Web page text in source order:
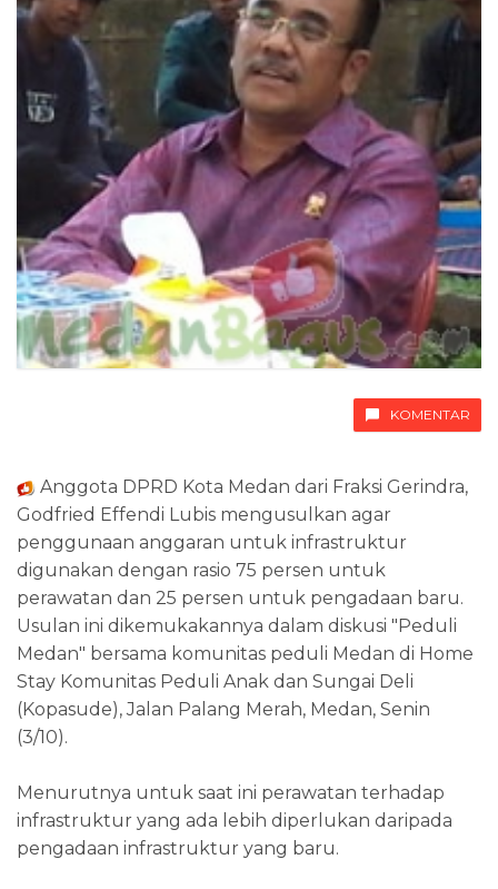
KOMENTAR
Anggota DPRD Kota Medan dari Fraksi Gerindra,
Godfried Effendi Lubis mengusulkan agar
penggunaan anggaran untuk infrastruktur
digunakan dengan rasio 75 persen untuk
perawatan dan 25 persen untuk pengadaan baru.
Usulan ini dikemukakannya dalam diskusi "Peduli
Medan" bersama komunitas peduli Medan di Home
Stay Komunitas Peduli Anak dan Sungai Deli
(Kopasude), Jalan Palang Merah, Medan, Senin
(3/10).
Menurutnya untuk saat ini perawatan terhadap
infrastruktur yang ada lebih diperlukan daripada
pengadaan infrastruktur yang baru.